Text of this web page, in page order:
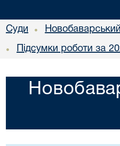
Суди •
• Підсумки роботи за